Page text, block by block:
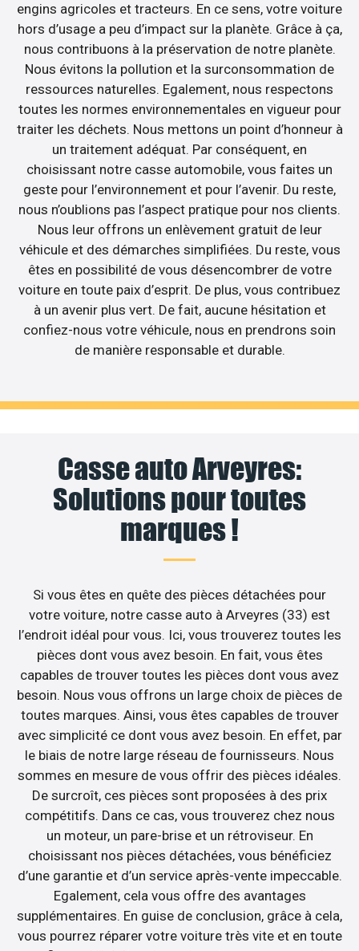
engins agricoles et tracteurs. En ce sens, votre voiture
hors d’usage a peu d’impact sur la planète. Grâce à ça,
nous contribuons à la préservation de notre planète.
Nous évitons la pollution et la surconsommation de
ressources naturelles. Egalement, nous respectons
toutes les normes environnementales en vigueur pour
traiter les déchets. Nous mettons un point d’honneur à
un traitement adéquat. Par conséquent, en
choisissant notre casse automobile, vous faites un
geste pour l’environnement et pour l’avenir. Du reste,
nous n’oublions pas l’aspect pratique pour nos clients.
Nous leur offrons un enlèvement gratuit de leur
véhicule et des démarches simplifiées. Du reste, vous
êtes en possibilité de vous désencombrer de votre
voiture en toute paix d’esprit. De plus, vous contribuez
à un avenir plus vert. De fait, aucune hésitation et
confiez-nous votre véhicule, nous en prendrons soin
de manière responsable et durable.
Casse auto Arveyres:
Solutions pour toutes
marques !
Si vous êtes en quête des pièces détachées pour
votre voiture, notre casse auto à Arveyres (33) est
l’endroit idéal pour vous. Ici, vous trouverez toutes les
pièces dont vous avez besoin. En fait, vous êtes
capables de trouver toutes les pièces dont vous avez
besoin. Nous vous offrons un large choix de pièces de
toutes marques. Ainsi, vous êtes capables de trouver
avec simplicité ce dont vous avez besoin. En effet, par
le biais de notre large réseau de fournisseurs. Nous
sommes en mesure de vous offrir des pièces idéales.
De surcroît, ces pièces sont proposées à des prix
compétitifs. Dans ce cas, vous trouverez chez nous
un moteur, un pare-brise et un rétroviseur. En
choisissant nos pièces détachées, vous bénéficiez
d’une garantie et d’un service après-vente impeccable.
Egalement, cela vous offre des avantages
supplémentaires. En guise de conclusion, grâce à cela,
vous pourrez réparer votre voiture très vite et en toute